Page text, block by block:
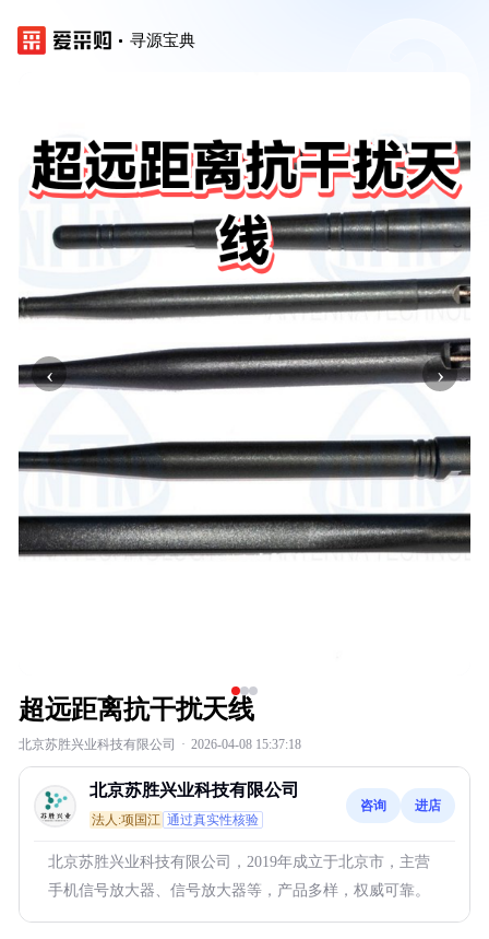
寻源宝典
‹ ›
超远距离抗干扰天线
北京苏胜兴业科技有限公司 · 2026-04-08 15:37:18
北京苏胜兴业科技有限公司
法人:项国江 通过真实性核验
咨询 进店
北京苏胜兴业科技有限公司，2019年成立于北京市，主营
手机信号放大器、信号放大器等，产品多样，权威可靠。